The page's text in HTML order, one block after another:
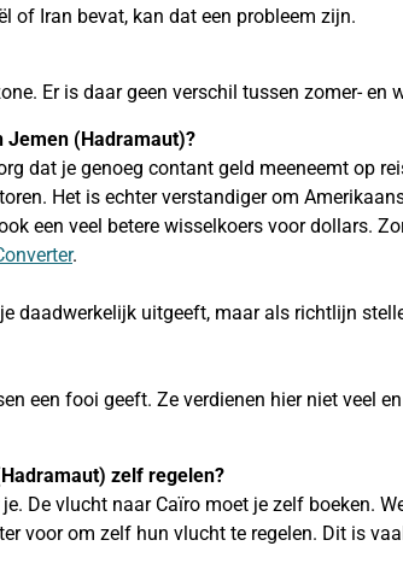
of Iran bevat, kan dat een probleem zijn.
Er is daar geen verschil tussen zomer-
Jemen (Hadramaut)?
dat je genoeg contant geld meeneemt op
Het is echter verstandiger om
een veel betere wisselkoers voor dollars.
.
daadwerkelijk uitgeeft, maar als richtlijn
een fooi geeft. Ze verdienen hier niet veel
zelf regelen?
De vlucht naar Caïro moet je zelf boeken.
voor om zelf hun vlucht te regelen. Dit is